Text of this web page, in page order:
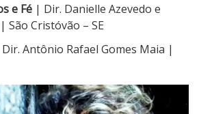
e Fé | Dir. Danielle Azevedo e
São Cristóvão – SE
Antônio Rafael Gomes Maia |